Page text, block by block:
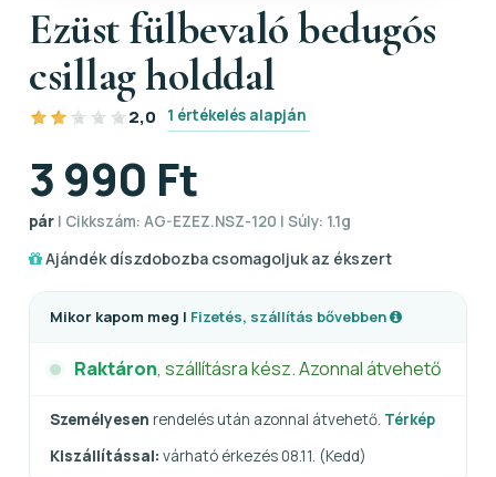
Ezüst fülbevaló bedugós
csillag holddal
2,0 1 értékelés alapján
3 990 Ft
pár | Cikkszám: AG-EZEZ.NSZ-120 | Súly: 1.1g
Ajándék díszdobozba csomagoljuk az ékszert
Mikor kapom meg | Fizetés, szállítás bővebben
Raktáron, szállításra kész. Azonnal átvehető
Személyesen rendelés után azonnal átvehető. Térkép
Kiszállítással: várható érkezés 08.11. (Kedd)